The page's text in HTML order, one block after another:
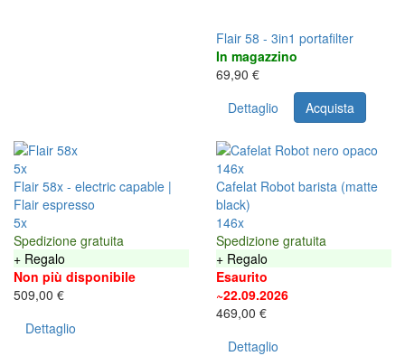
Flair 58 - 3in1 portafilter
In magazzino
69,90 €
Dettaglio
Acquista
5x
Flair 58x - electric capable |
Flair espresso
5x
Spedizione gratuita
+ Regalo
Non più disponibile
509,00 €
Dettaglio
146x
Cafelat Robot barista (matte
black)
146x
Spedizione gratuita
+ Regalo
Esaurito
~22.09.2026
469,00 €
Dettaglio